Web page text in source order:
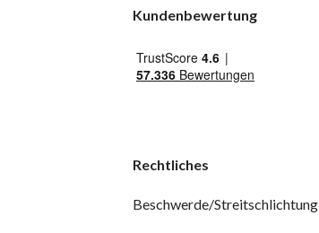
Kundenbewertung
Rechtliches
Beschwerde/Streitschlichtung